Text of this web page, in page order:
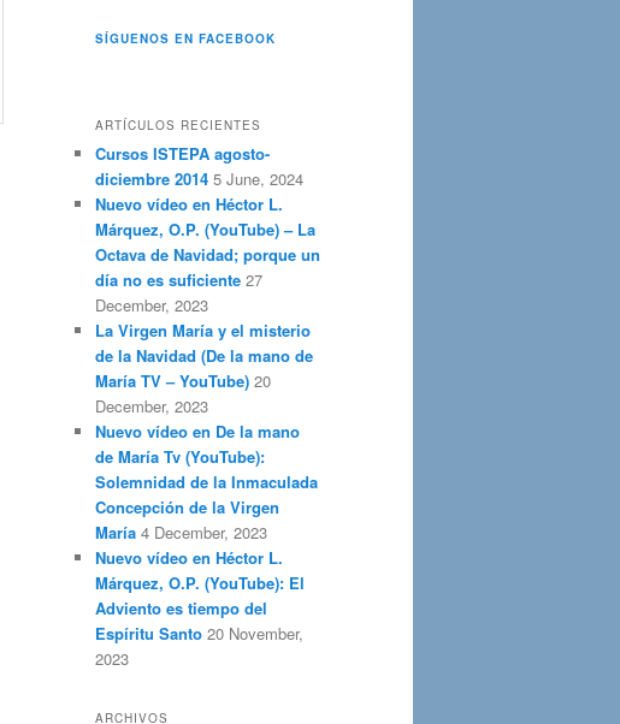
SÍGUENOS EN FACEBOOK
ARTÍCULOS RECIENTES
Cursos ISTEPA agosto-
diciembre 2014 5 June, 2024
Nuevo vídeo en Héctor L.
Márquez, O.P. (YouTube) – La
Octava de Navidad; porque un
día no es suficiente 27
December, 2023
La Virgen María y el misterio
de la Navidad (De la mano de
María TV – YouTube) 20
December, 2023
Nuevo vídeo en De la mano
de María Tv (YouTube):
Solemnidad de la Inmaculada
Concepción de la Virgen
María 4 December, 2023
Nuevo vídeo en Héctor L.
Márquez, O.P. (YouTube): El
Adviento es tiempo del
Espíritu Santo 20 November,
2023
ARCHIVOS